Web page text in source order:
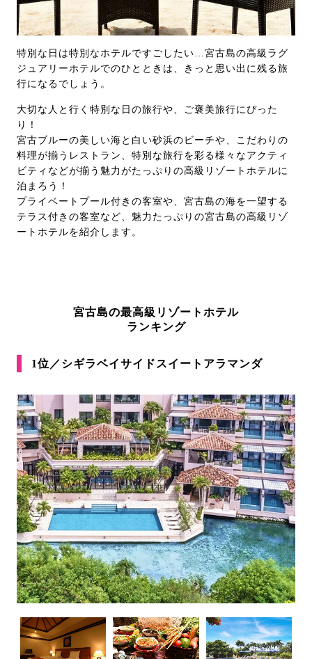
特別な日は特別なホテルですごしたい…宮古島の高級ラグ
ジュアリーホテルでのひとときは、きっと思い出に残る旅
行になるでしょう。
大切な人と行く特別な日の旅行や、ご褒美旅行にぴった
り！
宮古ブルーの美しい海と白い砂浜のビーチや、こだわりの
料理が揃うレストラン、特別な旅行を彩る様々なアクティ
ビティなどが揃う魅力がたっぷりの高級リゾートホテルに
泊まろう！
プライベートプール付きの客室や、宮古島の海を一望する
テラス付きの客室など、魅力たっぷりの宮古島の高級リゾ
ートホテルを紹介します。
宮古島の最高級リゾートホテル
ランキング
1位／シギラベイサイドスイートアラマンダ